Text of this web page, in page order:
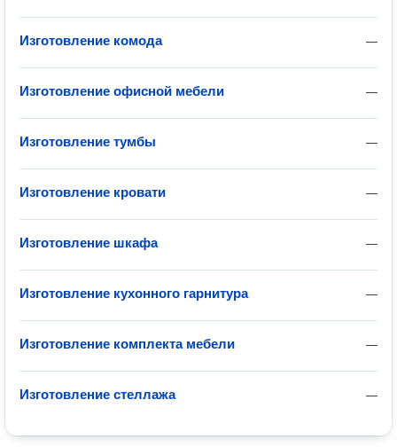
—
Изготовление комода
—
Изготовление офисной мебели
—
Изготовление тумбы
—
Изготовление кровати
—
Изготовление шкафа
—
Изготовление кухонного гарнитура
—
Изготовление комплекта мебели
—
Изготовление стеллажа